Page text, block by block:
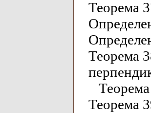
Теорема
Теорема
Теорема